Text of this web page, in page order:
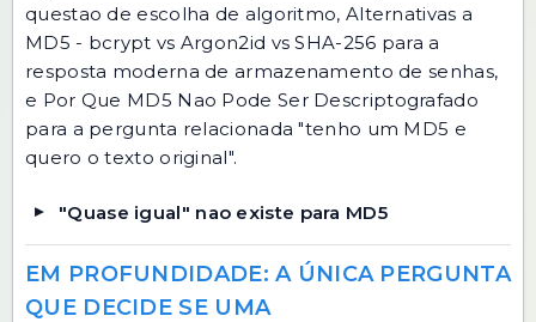
questao de escolha de algoritmo, Alternativas a
MD5 - bcrypt vs Argon2id vs SHA-256 para a
resposta moderna de armazenamento de senhas,
e Por Que MD5 Nao Pode Ser Descriptografado
para a pergunta relacionada "tenho um MD5 e
quero o texto original".
"Quase igual" nao existe para MD5
EM PROFUNDIDADE: A ÚNICA PERGUNTA
QUE DECIDE SE UMA